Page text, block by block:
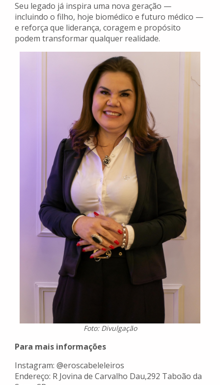
Seu legado já inspira uma nova geração —
incluindo o filho, hoje biomédico e futuro médico —
e reforça que liderança, coragem e propósito
podem transformar qualquer realidade.
Foto: Divulgação
Para mais informações
Instagram: @eroscabeleleiros
Endereço: R Jovina de Carvalho Dau,292 Taboão da